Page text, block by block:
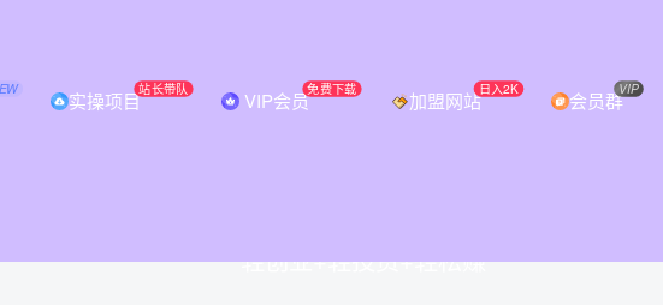
实操项目站长带队 VIP会员免费下载 加盟网站日入2K 会员群VIP
轻创业+轻投资+轻松赚